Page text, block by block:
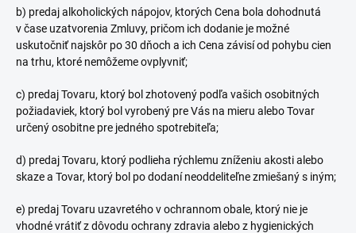
b) predaj alkoholických nápojov, ktorých Cena bola dohodnutá
v čase uzatvorenia Zmluvy, pričom ich dodanie je možné
uskutočniť najskôr po 30 dňoch a ich Cena závisí od pohybu cien
na trhu, ktoré nemôžeme ovplyvniť;
c) predaj Tovaru, ktorý bol zhotovený podľa vašich osobitných
požiadaviek, ktorý bol vyrobený pre Vás na mieru alebo Tovar
určený osobitne pre jedného spotrebiteľa;
d) predaj Tovaru, ktorý podlieha rýchlemu zníženiu akosti alebo
skaze a Tovar, ktorý bol po dodaní neoddeliteľne zmiešaný s iným;
e) predaj Tovaru uzavretého v ochrannomobale, ktorý nie je
vhodné vrátiť z dôvodu ochrany zdravia alebo z hygienických